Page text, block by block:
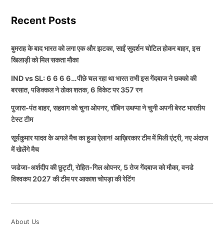
Recent Posts
बुमराह के बाद भारत को लगा एक और झटका, साईं सुदर्शन चोटिल होकर बाहर, इस
खिलाड़ी को मिल सकता मौका
IND vs SL: 6 6 6 6…पीछे चल रहा था भारत तभी इस गेंदबाज ने छक्को की
बरसात, पडिक्कल ने ठोका शतक, 6 विकेट पर 357 रन
पुजारा-पंत बाहर, सहवाग को चुना ओपनर, रॉबिन उथप्पा ने चुनी अपनी बेस्ट भारतीय
टेस्ट टीम
सूर्यकुमार यादव के अगले मैच का हुआ ऐलान! आख़िरकार टीम में मिली एंट्री, नए अंदाज
में खेलेंगे मैच
जडेजा-अर्शदीप की छुट्टी, रोहित-गिल ओपनर, 5 तेज गेंदबाज को मौका, वनडे
विश्वकप 2027 की टीम पर आकाश चोपड़ा की रेटिंग
About Us